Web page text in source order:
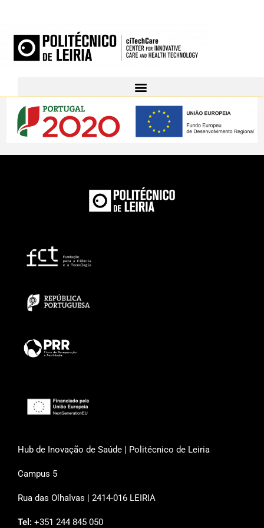
Hub de Inovação de Saúde | Politécnico de Leiria
Campus 5
Rua das Olhalvas | 2414-016 LEIRIA
Tel: +351 244 845 050